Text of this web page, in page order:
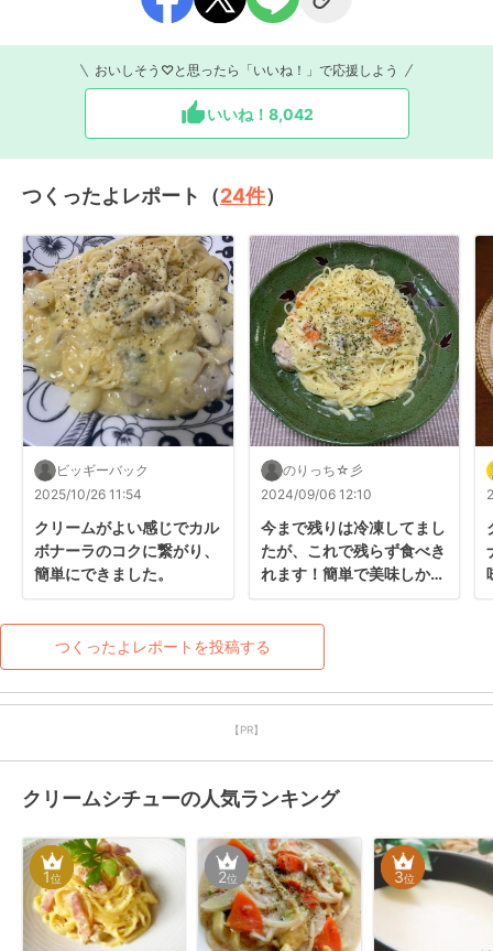
おいしそう♡と思ったら「いいね！」で応援しよう
いいね！ 8,042
つくったよレポート（24件）
ビッギーバック
2025/10/26 11:54
クリームがよい感じでカル
ボナーラのコクに繋がり、
簡単にできました。
のりっち☆彡
2024/09/06 12:10
今まで残りは冷凍してまし
たが、これで残らず食べき
れます！簡単で美味しかっ
つくったよレポートを投稿する
【PR】
クリームシチューの人気ランキング
1位 2位 3位